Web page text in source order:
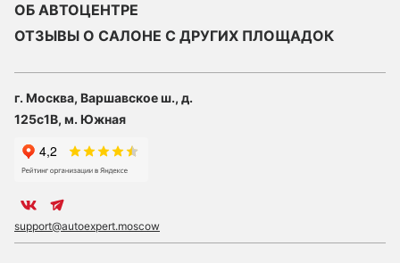
ОБ АВТОЦЕНТРЕ
ОТЗЫВЫ О САЛОНЕ С ДРУГИХ ПЛОЩАДОК
г. Москва, Варшавское ш., д.
125с1В, м. Южная
support@autoexpert.moscow